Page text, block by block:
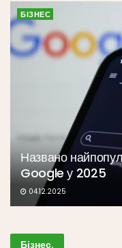
БІЗНЕС
Названо
Google у 2025
04.12.2025
Бізнес.